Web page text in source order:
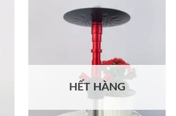
HẾT HÀNG